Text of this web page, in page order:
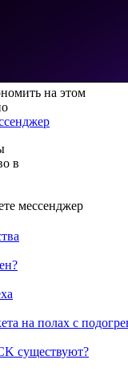
на этом
в
мессенджер
на полах с
существуют?